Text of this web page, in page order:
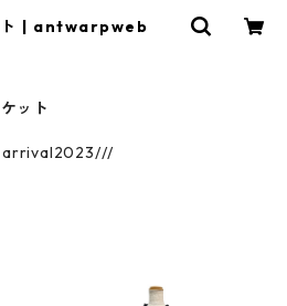
ト | antwarpweb
ット
arrival2023///